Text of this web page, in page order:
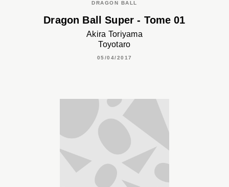
DRAGON BALL
Dragon Ball Super - Tome 01
Akira Toriyama
Toyotaro
05/04/2017